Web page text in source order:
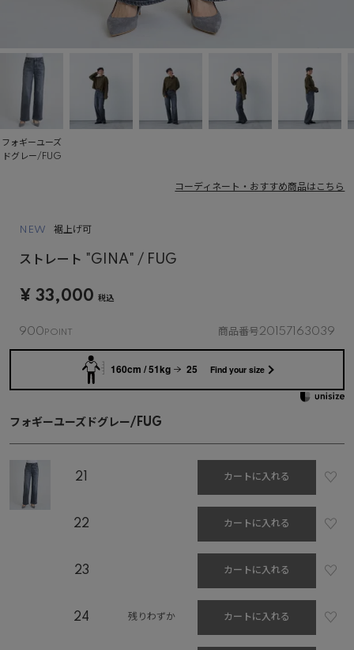
フォギーユーズ
ドグレー/FUG
コーディネート・おすすめ商品はこちら
NEW 裾上げ可
ストレート "GINA" / FUG
¥ 33,000 税込
900 商品番号20157163039
160cm / 51kg 25 Find your size
フォギーユーズドグレー/FUG
21 カートに入れる
22 カートに入れる
23 カートに入れる
24 残りわずか カートに入れる